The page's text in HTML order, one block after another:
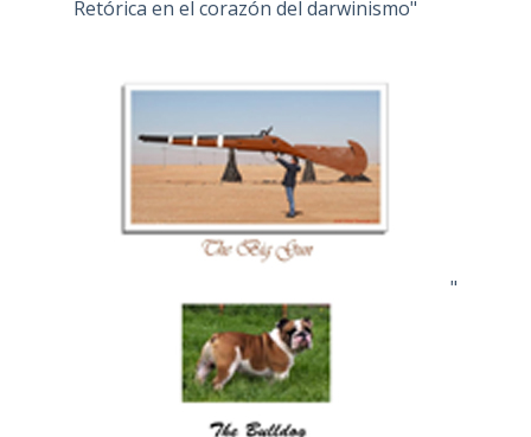
Retórica en el corazón del darwinismo"
"